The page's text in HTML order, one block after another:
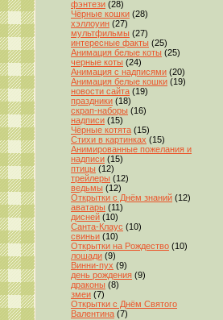
фэнтези (28)
Чёрные кошки (28)
хэллоуин (27)
мультфильмы (27)
интересные факты (25)
Анимация белые коты (25)
черные коты (24)
Анимация с надписями (20)
Анимация белые кошки (19)
новости сайта (19)
праздники (18)
скрап-наборы (16)
надписи (15)
Чёрные котята (15)
Стихи в картинках (15)
Анимированные пожелания и
надписи (15)
птицы (12)
трейлеры (12)
ведьмы (12)
Открытки с Днём знаний (12)
аватары (11)
дисней (10)
Санта-Клаус (10)
свиньи (10)
Открытки на Рождество (10)
лошади (9)
Винни-пух (9)
день рождения (9)
драконы (8)
змеи (7)
Открытки с Днём Святого
Валентина (7)